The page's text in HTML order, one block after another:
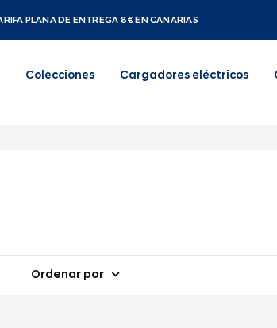
PLANA DE ENTREGA 8€ EN CANARIAS
Colecciones Cargadores eléctricos
Ordenar por